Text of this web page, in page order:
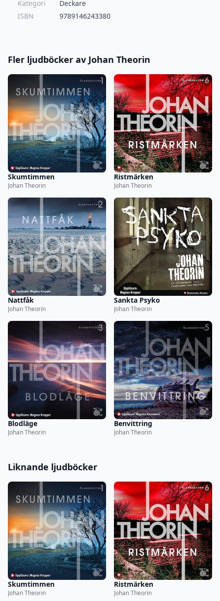
Kategori
Deckare
ISBN
9789146243380
Fler ljudböcker av Johan Theorin
Skumtimmen
Johan Theorin
Ristmärken
Johan Theorin
Nattfåk
Johan Theorin
Sankta Psyko
Johan Theorin
Blodläge
Johan Theorin
Benvittring
Johan Theorin
Liknande ljudböcker
Skumtimmen
Johan Theorin
Ristmärken
Johan Theorin